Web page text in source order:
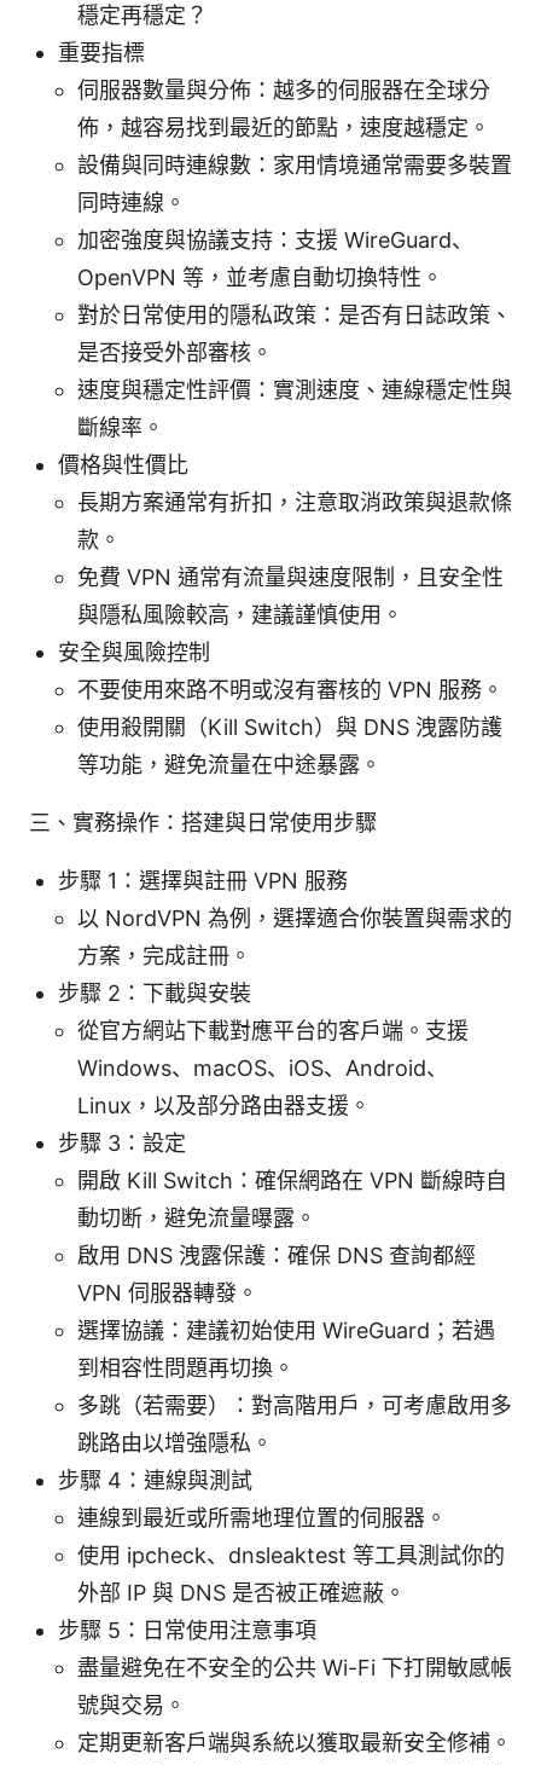
穩定再穩定？
重要指標
伺服器數量與分佈：越多的伺服器在全球分
佈，越容易找到最近的節點，速度越穩定。
設備與同時連線數：家用情境通常需要多裝置
同時連線。
加密強度與協議支持：支援 WireGuard、
OpenVPN 等，並考慮自動切換特性。
對於日常使用的隱私政策：是否有日誌政策、
是否接受外部審核。
速度與穩定性評價：實測速度、連線穩定性與
斷線率。
價格與性價比
長期方案通常有折扣，注意取消政策與退款條
款。
免費 VPN 通常有流量與速度限制，且安全性
與隱私風險較高，建議謹慎使用。
安全與風險控制
不要使用來路不明或沒有審核的 VPN 服務。
使用殺開關（Kill Switch）與 DNS 洩露防護
等功能，避免流量在中途暴露。
三、實務操作：搭建與日常使用步驟
步驟 1：選擇與註冊 VPN 服務
以 NordVPN 為例，選擇適合你裝置與需求的
方案，完成註冊。
步驟 2：下載與安裝
從官方網站下載對應平台的客戶端。支援
Windows、macOS、iOS、Android、
Linux，以及部分路由器支援。
步驟 3：設定
開啟 Kill Switch：確保網路在 VPN 斷線時自
動切断，避免流量曝露。
啟用 DNS 洩露保護：確保 DNS 查詢都經
VPN 伺服器轉發。
選擇協議：建議初始使用 WireGuard；若遇
到相容性問題再切換。
多跳（若需要）：對高階用戶，可考慮啟用多
跳路由以增強隱私。
步驟 4：連線與測試
連線到最近或所需地理位置的伺服器。
使用 ipcheck、dnsleaktest 等工具測試你的
外部 IP 與 DNS 是否被正確遮蔽。
步驟 5：日常使用注意事項
盡量避免在不安全的公共 Wi-Fi 下打開敏感帳
號與交易。
定期更新客戶端與系統以獲取最新安全修補。